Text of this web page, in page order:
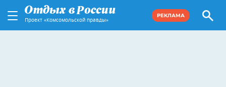
Проект «Комсомольской правды»
РЕКЛАМА